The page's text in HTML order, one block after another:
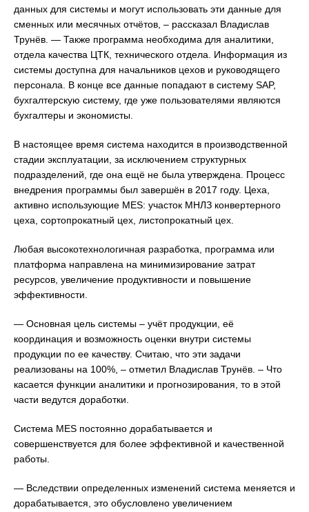
данных для системы и могут использовать эти данные для
сменных или месячных отчётов, – рассказал Владислав
Трунёв. — Также программа необходима для аналитики,
отдела качества ЦТК, технического отдела. Информация из
системы доступна для начальников цехов и руководящего
персонала. В конце все данные попадают в систему SAP,
бухгалтерскую систему, где уже пользователями являются
бухгалтеры и экономисты.
В настоящее время система находится в производственной
стадии эксплуатации, за исключением структурных
подразделений, где она ещё не была утверждена. Процесс
внедрения программы был завершён в 2017 году. Цеха,
активно использующие MES: участок МНЛЗ конвертерного
цеха, сортопрокатный цех, листопрокатный цех.
Любая высокотехнологичная разработка, программа или
платформа направлена на минимизирование затрат
ресурсов, увеличение продуктивности и повышение
эффективности.
— Основная цель системы – учёт продукции, её
координация и возможность оценки внутри системы
продукции по ее качеству. Считаю, что эти задачи
реализованы на 100%, – отметил Владислав Трунёв. – Что
касается функции аналитики и прогнозирования, то в этой
части ведутся доработки.
Система MES постоянно дорабатывается и
совершенствуется для более эффективной и качественной
работы.
— Вследствии определенных изменений система меняется и
дорабатывается, это обусловлено увеличением